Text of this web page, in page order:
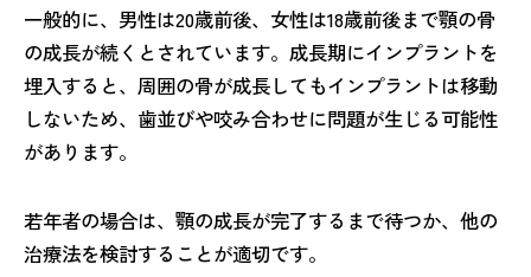
一般的に、男性は20歳前後、女性は18歳前後まで顎の骨
の成長が続くとされています。成長期にインプラントを
埋入すると、周囲の骨が成長してもインプラントは移動
しないため、歯並びや咬み合わせに問題が生じる可能性
があります。
若年者の場合は、顎の成長が完了するまで待つか、他の
治療法を検討することが適切です。